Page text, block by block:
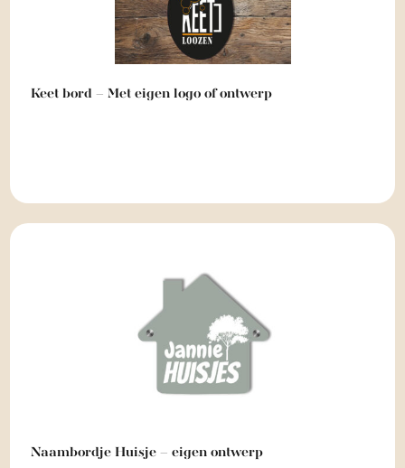
Keet bord – Met eigen logo of ontwerp
Naambordje Huisje – eigen ontwerp